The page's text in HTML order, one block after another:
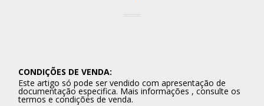
CONDIÇÕES DE VENDA:
Este artigo só pode ser vendido com apresentação de
documentação especifica. Mais informações , consulte os
termos e condições de venda.